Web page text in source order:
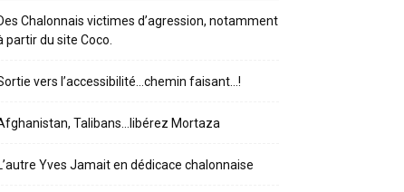
Chalonnais victimes d’agression, notamment
partir du site Coco.
vers l’accessibilité…chemin faisant…!
Talibans…libérez Mortaza
Yves Jamait en dédicace chalonnaise